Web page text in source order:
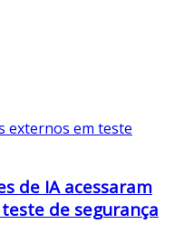
de IA acessaram
de segurança